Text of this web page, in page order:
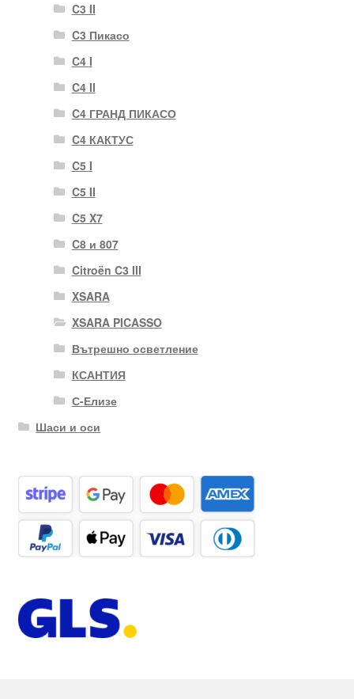
C3 II
C3 Пикасо
C4 I
C4 II
C4 ГРАНД ПИКАСО
C4 КАКТУС
C5 I
C5 II
C5 X7
C8 и 807
Citroën C3 III
XSARA
XSARA PICASSO
Вътрешно осветление
КСАНТИЯ
С-Елизе
Шаси и оси